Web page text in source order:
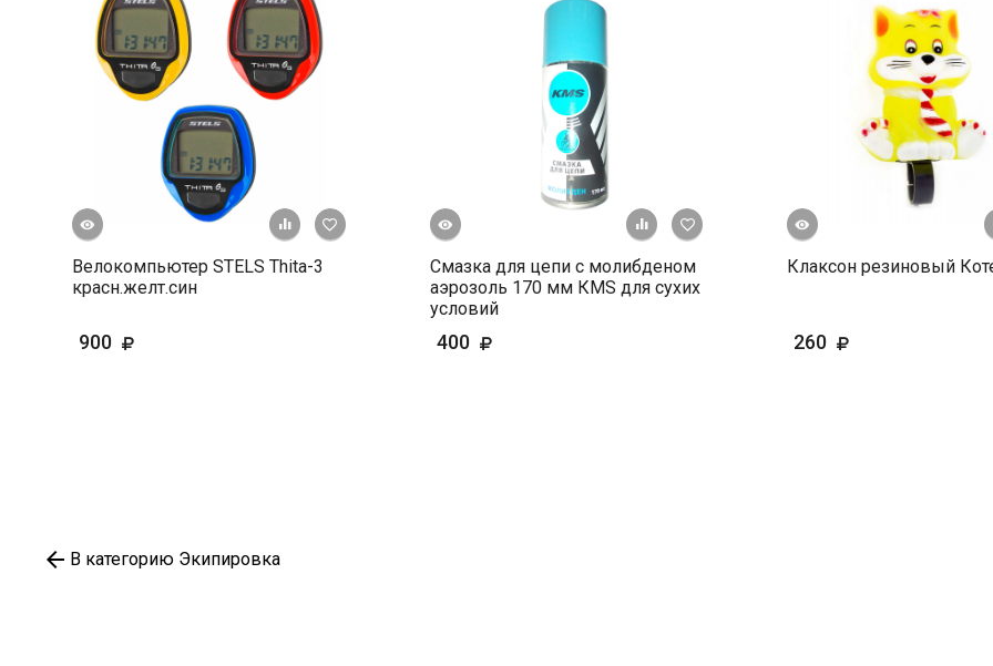
+ К сравнению
В избранное
Велокомпьютер STELS Thita-3
красн.желт.син
900
+ К сравнению
В избранное
Быстрый просмотр
Смазка для цепи с молибденом
аэрозоль 170 мм КМS для сухих
условий
400
Быстрый просмотр
Клаксон резиновый
260
В категорию Экипировка